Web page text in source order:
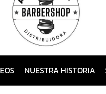
NUESTRA HISTORIA